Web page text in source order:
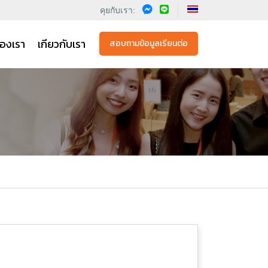
คุยกับเรา:
เรา เกียวกับเรา สอบถามข้อมูลเรียนต่อ